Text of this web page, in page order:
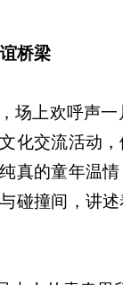
桥梁
上欢呼声一
化交流活动
真的童年温
碰撞间，讲述